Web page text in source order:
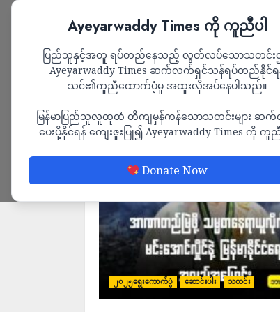
Ayeyarwaddy Times ကို ကူညီပါ
ပြည်သူနှင့်အတူ ရပ်တည်နေသည့် လွတ်လပ်သောသတင်းဌ
Ayeyarwaddy Times ဆက်လက်ရှင်သန်ရပ်တည်နိုင်ရ
သင်၏ကူညီထောက်ပံ့မှု အထူးလိုအပ်နေပါသည်။
မြန်မာပြည်သူလူထုထံ တိကျမှန်ကန်သောသတင်းများ ဆ
ပေးပို့နိုင်ရန် ကျေးဇူးပြု၍ Ayeyarwaddy Times ကို ကူညီ
Donate Now
Home ၂၀၂၅ရွေးကောက်ပွဲ
၂၀၂၅ရွေးကောက်ပွဲ
၂၀၂၅ရွေးကောက်ပွဲ ဆောင်းပါး သတင်း